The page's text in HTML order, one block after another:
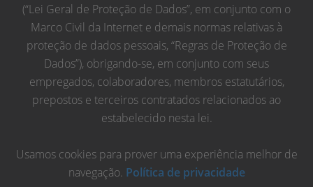
(“Lei Geral de Proteção de Dados”, em conjunto com o
Marco Civil da Internet e demais normas relativas à
proteção de dados pessoais, “Regras de Proteção de
Dados”), obrigando-se, em conjunto com seus
empregados, colaboradores, membros estatutários,
prepostos e terceiros contratados relacionados ao
estabelecido nesta lei.
Usamos cookies para prover uma experiência melhor de
navegação. Política de privacidade